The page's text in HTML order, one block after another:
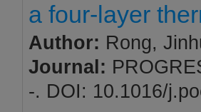
a four-layer
Author: Rong,
Journal:
-. DOI: 10.1016/